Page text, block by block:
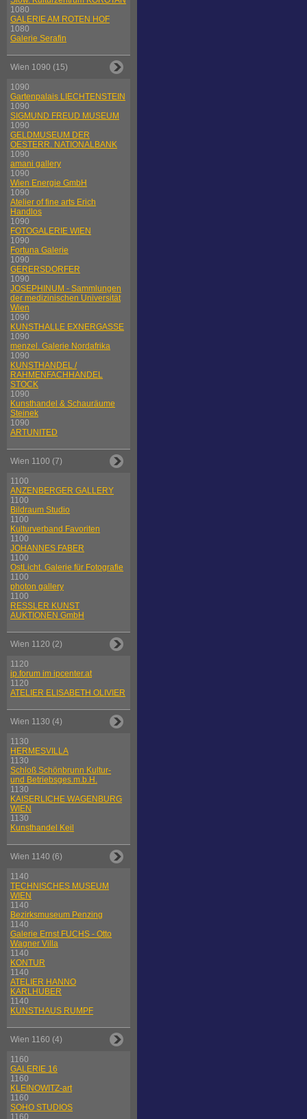
1080
GALERIE AM ROTEN HOF
1080
Galerie Serafin
Wien 1090 (15)
1090
Gartenpalais LIECHTENSTEIN
1090
SIGMUND FREUD MUSEUM
1090
GELDMUSEUM DER
OESTERR. NATIONALBANK
1090
amani gallery
1090
Wien Energie GmbH
1090
Atelier of fine arts Erich
Handlos
1090
FOTOGALERIE WIEN
1090
Fortuna Galerie
1090
GERERSDORFER
1090
JOSEPHINUM - Sammlungen
der medizinischen Universität
Wien
1090
KUNSTHALLE EXNERGASSE
1090
menzel. Galerie Nordafrika
1090
KUNSTHANDEL /
RAHMENFACHHANDEL
STOCK
1090
Kunsthandel & Schauräume
Steinek
1090
ARTUNITED
Wien 1100 (7)
1100
ANZENBERGER GALLERY
1100
Bildraum Studio
1100
Kulturverband Favoriten
1100
JOHANNES FABER
1100
OstLicht. Galerie für Fotografie
1100
photon gallery
1100
RESSLER KUNST
AUKTIONEN GmbH
Wien 1120 (2)
1120
ip.forum im ipcenter.at
1120
ATELIER ELISABETH OLIVIER
Wien 1130 (4)
1130
HERMESVILLA
1130
Schloß Schönbrunn Kultur-
und Betriebsges.m.b.H.
1130
KAISERLICHE WAGENBURG
WIEN
1130
Kunsthandel Keil
Wien 1140 (6)
1140
TECHNISCHES MUSEUM
WIEN
1140
Bezirksmuseum Penzing
1140
Galerie Ernst FUCHS - Otto
Wagner Villa
1140
KONTUR
1140
ATELIER HANNO
KARLHUBER
1140
KUNSTHAUS RUMPF
Wien 1160 (4)
1160
GALERIE 16
1160
KLEINOWITZ-art
1160
SOHO STUDIOS
1160